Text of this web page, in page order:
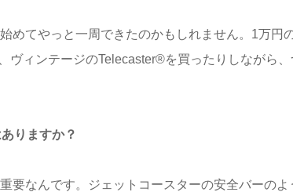
てやっと一周できたのかもしれません。1万円
ヴィンテージのTelecaster®を買ったりしながら、
りますか？
なんです。ジェットコースターの安全バーのよ